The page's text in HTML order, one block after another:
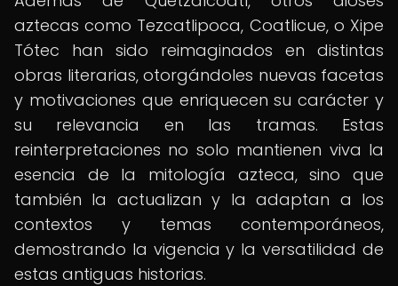
aztecas como Tezcatlipoca, Coatlicue, o Xipe
Tótec han sido reimaginados en distintas
obras literarias, otorgándoles nuevas facetas
y motivaciones que enriquecen su carácter y
su relevancia en las tramas. Estas
reinterpretaciones no solo mantienen viva la
esencia de la mitología azteca, sino que
también la actualizan y la adaptan a los
contextos y temas contemporáneos,
demostrando la vigencia y la versatilidad de
estas antiguas historias.